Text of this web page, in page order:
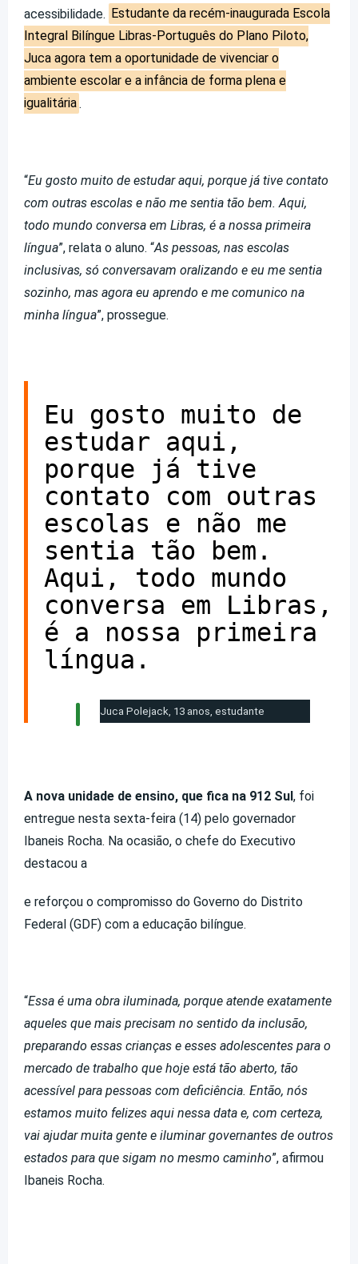
acessibilidade. Estudante da recém-inaugurada Escola
Integral Bilíngue Libras-Português do Plano Piloto,
Juca agora tem a oportunidade de vivenciar o
ambiente escolar e a infância de forma plena e
igualitária .
“Eu gosto muito de estudar aqui, porque já tive contato
com outras escolas e não me sentia tão bem. Aqui,
todo mundo conversa em Libras, é a nossa primeira
língua”, relata o aluno. “As pessoas, nas escolas
inclusivas, só conversavam oralizando e eu me sentia
sozinho, mas agora eu aprendo e me comunico na
minha língua”, prossegue.
Eu gosto muito de
estudar aqui,
porque já tive
contato com outras
escolas e não me
sentia tão bem.
Aqui, todo mundo
conversa em Libras,
é a nossa primeira
língua.
Juca Polejack, 13 anos, estudante
A nova unidade de ensino, que fica na 912 Sul, foi
entregue nesta sexta-feira (14) pelo governador
Ibaneis Rocha. Na ocasião, o chefe do Executivo
destacou a
e reforçou o compromisso do Governo do Distrito
Federal (GDF) com a educação bilíngue.
“Essa é uma obra iluminada, porque atende exatamente
aqueles que mais precisam no sentido da inclusão,
preparando essas crianças e esses adolescentes para o
mercado de trabalho que hoje está tão aberto, tão
acessível para pessoas com deficiência. Então, nós
estamos muito felizes aqui nessa data e, com certeza,
vai ajudar muita gente e iluminar governantes de outros
estados para que sigam no mesmo caminho”, afirmou
Ibaneis Rocha.